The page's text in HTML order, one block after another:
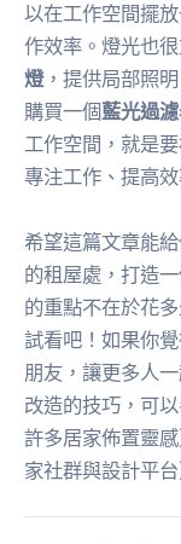
以在工作空間擺
作效率。燈光也
燈，提供局部照
購買一個藍光過
工作空間，就是
專注工作、提高效
希望這篇文章能
的租屋處，打造
的重點不在於花
試看吧！如果你
朋友，讓更多人
改造的技巧，可
許多居家佈置靈
家社群與設計平